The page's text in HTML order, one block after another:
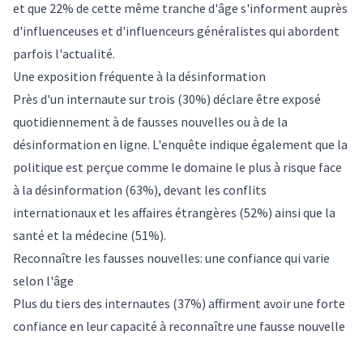
et que 22% de cette même tranche d'âge s'informent auprès
d'influenceuses et d'influenceurs généralistes qui abordent
parfois l'actualité.
Une exposition fréquente à la désinformation
Près d'un internaute sur trois (30%) déclare être exposé
quotidiennement à de fausses nouvelles ou à de la
désinformation en ligne. L'enquête indique également que la
politique est perçue comme le domaine le plus à risque face
à la désinformation (63%), devant les conflits
internationaux et les affaires étrangères (52%) ainsi que la
santé et la médecine (51%).
Reconnaître les fausses nouvelles: une confiance qui varie
selon l'âge
Plus du tiers des internautes (37%) affirment avoir une forte
confiance en leur capacité à reconnaître une fausse nouvelle